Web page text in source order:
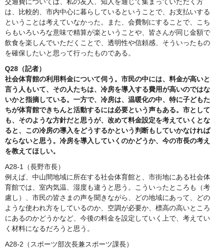
は、比較的、市内中心に暮らしているということで、お支払いする
ということは考えていなかった。また、会費制にすることで、こち
らもいろいろな意味で精算が楽ということや、皆さんが同じ金額で
飲食を楽しんでいただくことで、透明性や信頼感、そういったもの
を確保したいと思って行ったものである。
Q28（記者）
社会体育館の利用料金について伺う。市民の中には、料金が高いと
言う人もいて、その人たちは、冷房を導入する費用が高いのではな
いかと指摘している。一方で、冷房は、温暖化の中、特に子どもた
ちが体育館できちんと活動するには必要という声もある。市として
も、そのような方針だと思うが、改めて料金設定を考えていくとな
ると、この冷房の導入をどうするかという判断もしていかなければ
ならないと思う。冷房を導入していくのかどうか、今の市長の考え
を教えてほしい。
A28-1（長野市長）
例えば、中山間地域に所在する社会体育館と、市街地にある社会体
育館では、室内気温、湿度も違うと思う。こういったところも（考
慮し）、市民の皆さまの声を聞きながら、どの地域にあって、どの
ような使われ方をしているのか、空調が必要か、標高の高いところ
にあるのかどうかなど、今後の料金を設定していく上で、考えてい
く材料になるだろうと思う。
A28-2（スポーツ部次長兼スポーツ課長）